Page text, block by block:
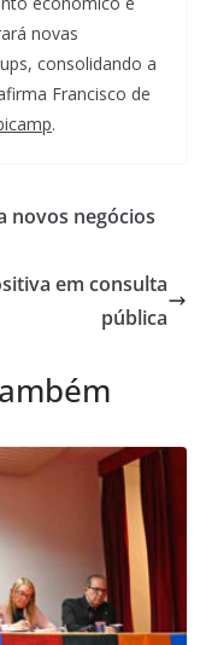
novas
consolidando a
Francisco de
.
novos negócios
em consulta
pública